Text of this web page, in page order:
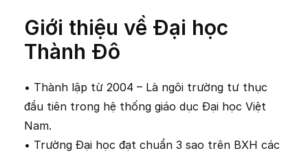
Giới thiệu về Đại học
Thành Đô
• Thành lập từ 2004 – Là ngôi trường tư thục
đầu tiên trong hệ thống giáo dục Đại học Việt
Nam.
• Trường Đại học đạt chuẩn 3 sao trên BXH các